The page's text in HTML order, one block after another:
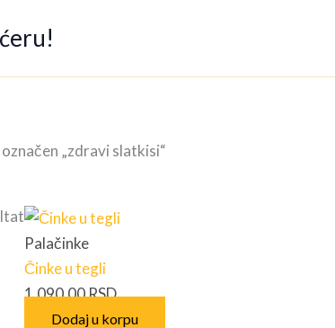
„zdravi slatkisi“
Palačinke
Činke u tegli
1,090.00RSD
Dodaj u korpu